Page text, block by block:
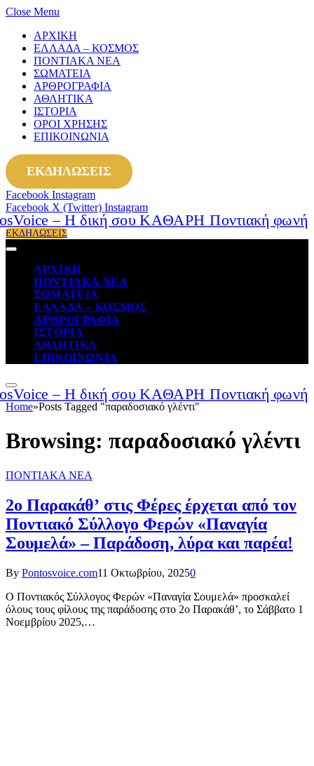
Close Menu
ΑΡΧΙΚΗ
ΕΛΛΑΔΑ – ΚΟΣΜΟΣ
ΠΟΝΤΙΑΚΑ ΝΕΑ
ΣΩΜΑΤΕΙΑ
ΑΡΘΡΟΓΡΑΦΙΑ
ΑΘΛΗΤΙΚΑ
ΙΣΤΟΡΙΑ
ΟΡΟΙ ΧΡΗΣΗΣ
ΕΠΙΚΟΙΝΩΝΙΑ
ΕΚΔΗΛΩΣΕΙΣ
Facebook Instagram
Facebook X (Twitter) Instagram
ΕΚΔΗΛΩΣΕΙΣ
ΑΡΧΙΚΗ
ΠΟΝΤΙΑΚΑ ΝΕΑ
ΣΩΜΑΤΕΙΑ
ΕΛΛΑΔΑ – ΚΟΣΜΟΣ
ΑΡΘΡΟΓΡΑΦΙΑ
ΙΣΤΟΡΙΑ
ΑΘΛΗΤΙΚΑ
ΕΠΙΚΟΙΝΩΝΙΑ
Home»Posts Tagged "παραδοσιακό γλέντι"
Browsing: παραδοσιακό γλέντι
ΠΟΝΤΙΑΚΑ ΝΕΑ
2ο Παρακάθ’ στις Φέρες έρχεται από τον
Ποντιακό Σύλλογο Φερών «Παναγία
Σουμελά» – Παράδοση, λύρα και παρέα!
By Pontosvoice.com11 Οκτωβρίου, 20250
Ο Ποντιακός Σύλλογος Φερών «Παναγία Σουμελά» προσκαλεί
όλους τους φίλους της παράδοσης στο 2ο Παρακάθ’, το Σάββατο 1
Νοεμβρίου 2025,…